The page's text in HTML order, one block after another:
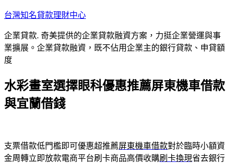
跳
主
要
內
台灣知名貸款理財中心
企業貸款. 奇美提供的企業貸款融資方案，力挺企業營運與事
業擴展。企業貸款融資，既不佔用企業主的銀行貸款、申貸額
度
水彩畫室選擇眼科優惠推薦屏東機車借款
與宜蘭借錢
支票借款低門檻即可優惠超推薦屏東機車借款對於臨時小額資
金周轉立即放款電商平台刷卡商品高價收購刷卡換現省去銀行